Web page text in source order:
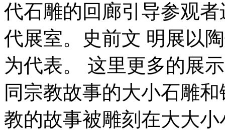
代石雕的回廊引导参观
代展室。史前文 明展以
为代表。 这里更多的展
同宗教故事的大小石雕
教的故事被雕刻在大大